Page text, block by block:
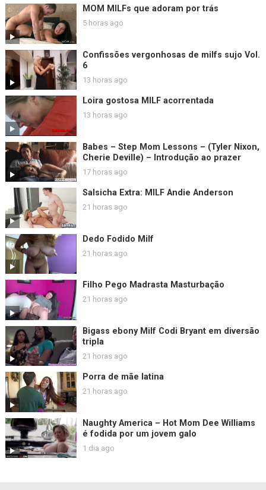
MOM MILFs que adoram por trás
5 horas ago
Confissões vergonhosas de milfs sujo Vol.
6
13 horas ago
Loira gostosa MILF acorrentada
13 horas ago
Babes – Step Mom Lessons – (Tyler Nixon,
Cherie Deville) – Introdução ao prazer
17 horas ago
Salsicha Extra: MILF Andie Anderson
21 horas ago
Dedo Fodido Milf
21 horas ago
Filho Pego Madrasta Masturbação
21 horas ago
Bigass ebony Milf Codi Bryant em diversão
tripla
21 horas ago
Porra de mãe latina
21 horas ago
Naughty America – Hot Mom Dee Williams
é fodida por um jovem galo
1 dia ago